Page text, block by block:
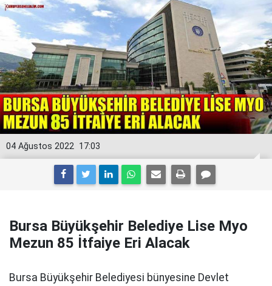
17:03
04 Ağustos 2022
Bursa Büyükşehir Belediye Lise Myo
Mezun 85 İtfaiye Eri Alacak
Bursa Büyükşehir Belediyesi bünyesine Devlet